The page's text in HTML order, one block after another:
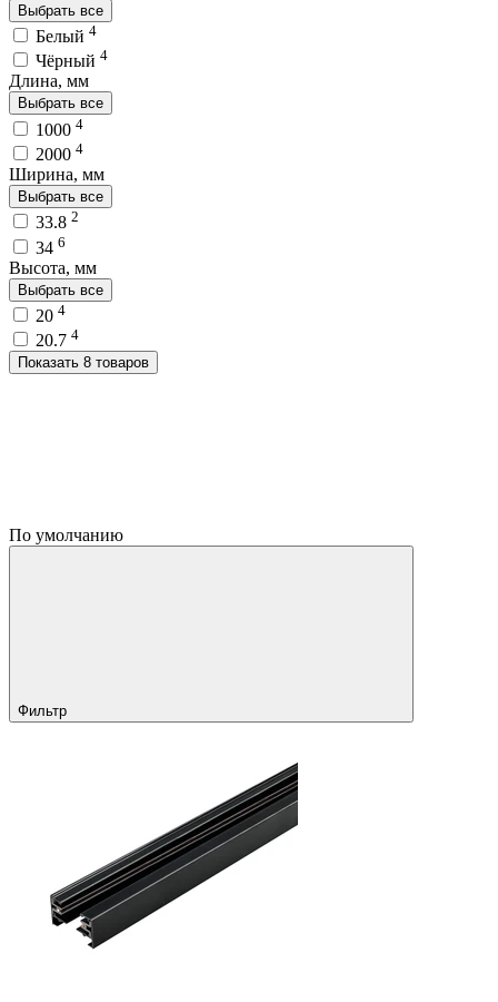
Выбрать все
Белый 4
Чёрный 4
Длина, мм
Выбрать все
1000 4
2000 4
Ширина, мм
Выбрать все
33.8 2
34 6
Высота, мм
Выбрать все
20 4
20.7 4
Показать 8 товаров
По умолчанию
Фильтр